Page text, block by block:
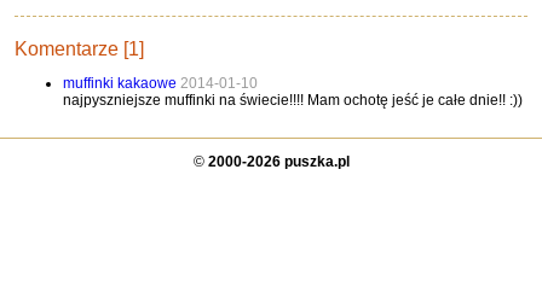
Komentarze [1]
muffinki kakaowe 2014-01-10
najpyszniejsze muffinki na świecie!!!! Mam ochotę jeść je całe dnie!! :))
© 2000-2026 puszka.pl